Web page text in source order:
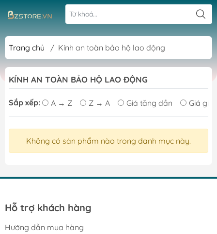
Trang chủ / Kính an toàn bảo hộ lao động
KÍNH AN TOÀN BẢO HỘ LAO ĐỘNG
Sắp xếp: A → Z Z → A Giá tăng dần Giá
Không có sản phẩm nào trong danh mục này.
Hỗ trợ khách hàng
Hướng dẫn mua hàng